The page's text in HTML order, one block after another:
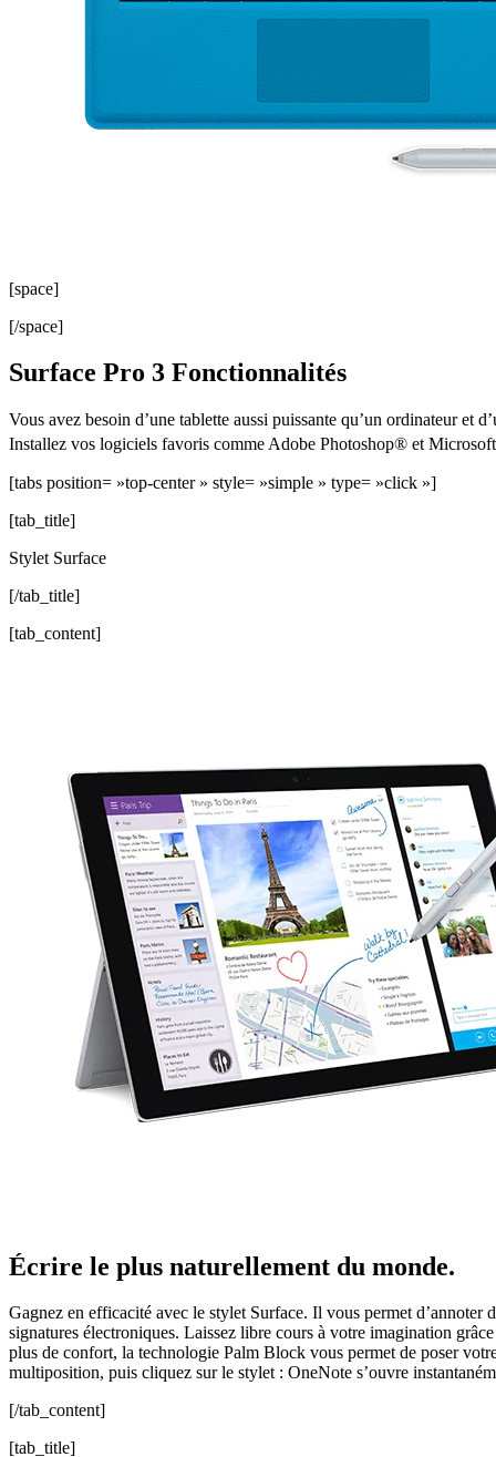
[space]
[/space]
Surface Pro 3 Fonctionnalités
Vous avez besoin d’une tablette aussi puissante qu’un ordinateur et
Installez vos logiciels favoris comme Adobe Photoshop® et
[tabs position= »top-center » style= »simple » type= »click »]
[tab_title]
Stylet Surface
[/tab_title]
[tab_content]
Écrire le plus naturellement du monde.
Gagnez en efficacité avec le stylet Surface. Il vous permet d’annoter
signatures électroniques. Laissez libre cours à votre imagination
plus de confort, la technologie Palm Block vous permet de poser
multiposition, puis cliquez sur le stylet : OneNote s’ouvre
[/tab_content]
[tab_title]